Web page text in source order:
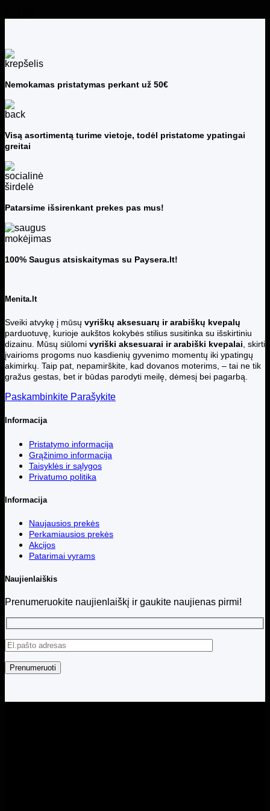
Nemokamas pristatymas perkant už 50€
Visą asortimentą turime vietoje, todėl pristatome ypatingai
greitai
Patarsime išsirenkant prekes pas mus!
100% Saugus atsiskaitymas su Paysera.lt!
Menita.lt
Sveiki atvykę į mūsų vyriškų aksesuarų ir arabiškų kvepalų
parduotuvę, kurioje aukštos kokybės stilius susitinka su išskirtiniu
dizainu. Mūsų siūlomi vyriški aksesuarai ir arabiški kvepalai, skirti
įvairioms progoms nuo kasdienių gyvenimo momentų iki ypatingų
akimirkų. Taip pat, nepamirškite, kad dovanos moterims, – tai ne tik
gražus gestas, bet ir būdas parodyti meilę, dėmesį bei pagarbą.
Paskambinkite Parašykite
Informacija
Pristatymo informacija
Grąžinimo informacija
Taisyklės ir sąlygos
Privatumo politika
Informacija
Naujausios prekės
Perkamiausios prekės
Akcijos
Patarimai vyrams
Naujienlaiškis
Prenumeruokite naujienlaiškį ir gaukite naujienas pirmi!